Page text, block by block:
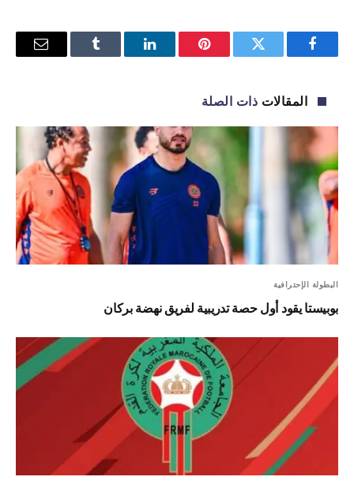
فيسبوك تويتر بينتيريستلينكدإن Tumblr
البريد
المقالات ذات الصلة
البطولة الإحترافية
بوبيستا يقود أول حصة تدريبية لفريق نهضة بركان